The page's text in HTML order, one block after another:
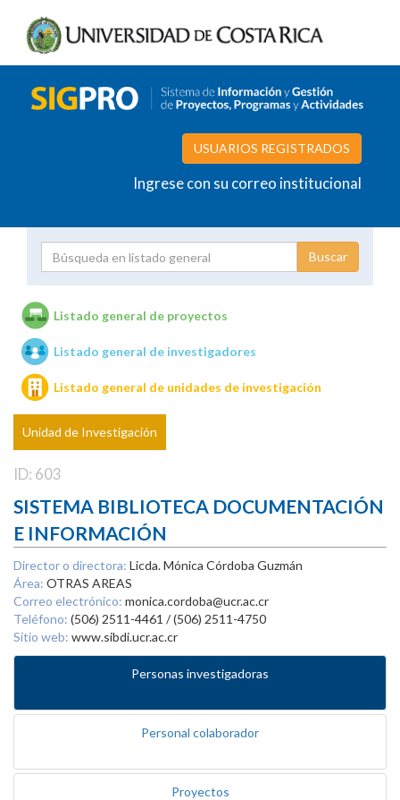
USUARIOS REGISTRADOS
Ingrese con su correo institucional
Unidades de investigación
Listado general de proyectos
Listado general de investigadores
Listado general de unidades de investigación
Unidad de Investigación
ID: 603
SISTEMA BIBLIOTECA DOCUMENTACIÓN
E INFORMACIÓN
Director o directora: Licda. Mónica Córdoba Guzmán
Área: OTRAS AREAS
Correo electrónico: monica.cordoba@ucr.ac.cr
Teléfono: (506) 2511-4461 / (506) 2511-4750
Sitio web: www.sibdi.ucr.ac.cr
Personas investigadoras
Personal colaborador
Proyectos